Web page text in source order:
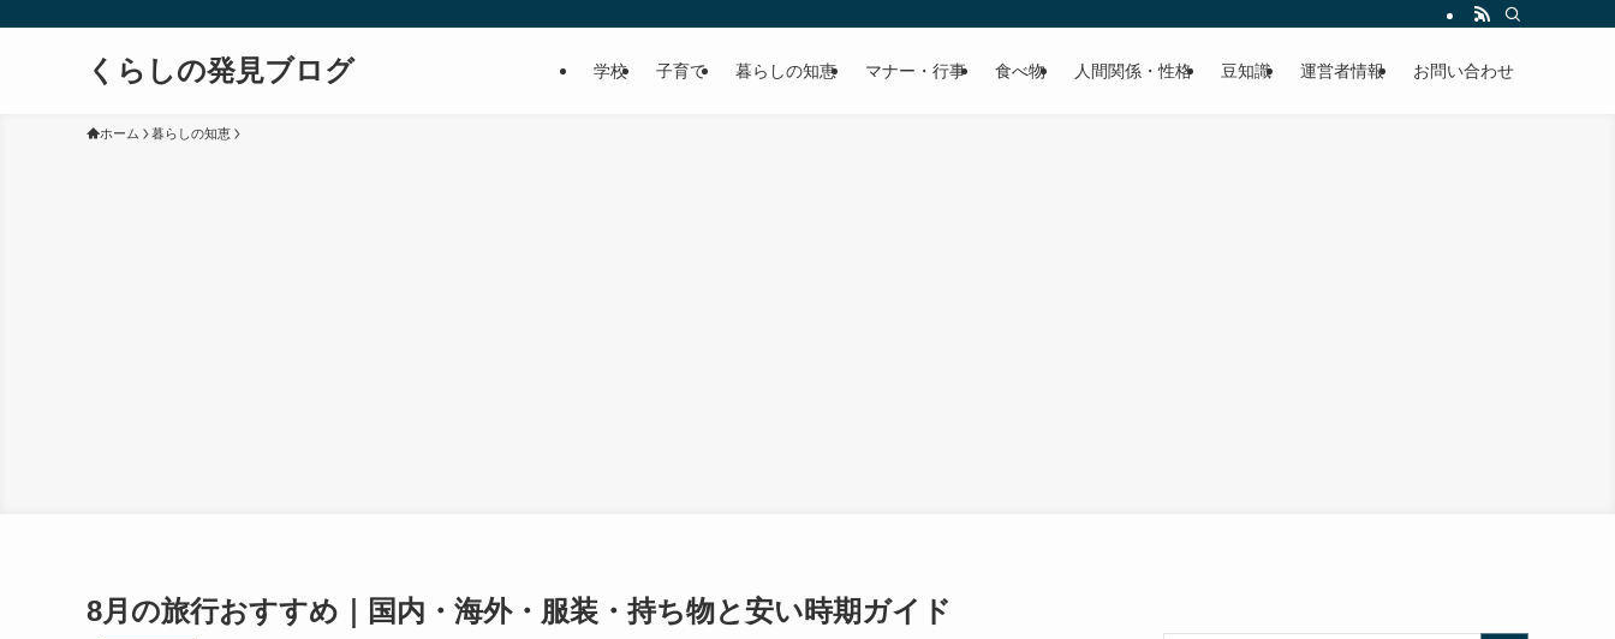
くらしの発見ブログ 学校 子育て 暮らしの知恵 マナー・行事 食べ物 人間関係・性格 豆知識 運営者情報 お問い合わせ
ホーム 暮らしの知恵
8月の旅行おすすめ｜国内・海外・服装・持ち物と安い時期ガイド